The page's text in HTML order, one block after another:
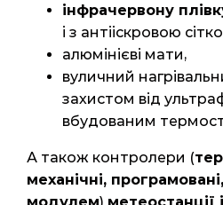
інфрачервону
і з антііскровою
алюмінієві мати,
вуличний
захистом від
вбудованим
А також контролери (
механічні,